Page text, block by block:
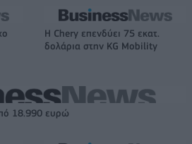
Η Chery επενδύει 75 εκατ.
δολάρια στην KG Mobility
18.990 ευρώ